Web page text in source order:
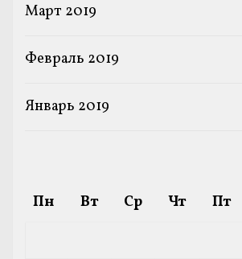
Март 2019
Февраль 2019
Январь 2019
Пн
Вт Ср Чт Пт